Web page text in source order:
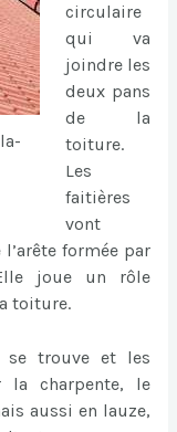
circulaire
qui va
joindre les
deux pans
de la
toiture.
Les
faitières
vont
formée par
joue un rôle
toiture.
se trouve et les
la charpente, le
aussi en lauze,